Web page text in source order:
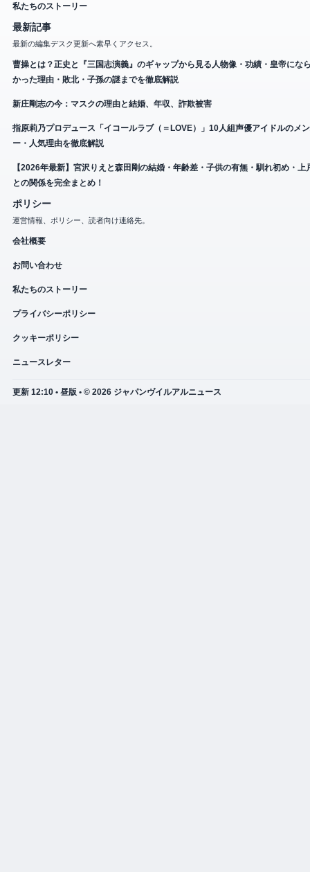
私たちのストーリー
最新記事
最新の編集デスク更新へ素早くアクセス。
曹操とは？正史と『三国志演義』のギャップから見る人物像・功績・皇帝にな
かった理由・敗北・子孫の謎までを徹底解説
新庄剛志の今：マスクの理由と結婚、年収、詐欺被害
指原莉乃プロデュース「イコールラブ（＝LOVE）」10人組声優アイドルのメ
ー・人気理由を徹底解説
【2026年最新】宮沢りえと森田剛の結婚・年齢差・子供の有無・馴れ初め・上
との関係を完全まとめ！
ポリシー
運営情報、ポリシー、読者向け連絡先。
会社概要
お問い合わせ
私たちのストーリー
プライバシーポリシー
クッキーポリシー
ニュースレター
更新 12:10 • 昼版 • © 2026 ジャパンヴイルアルニュース